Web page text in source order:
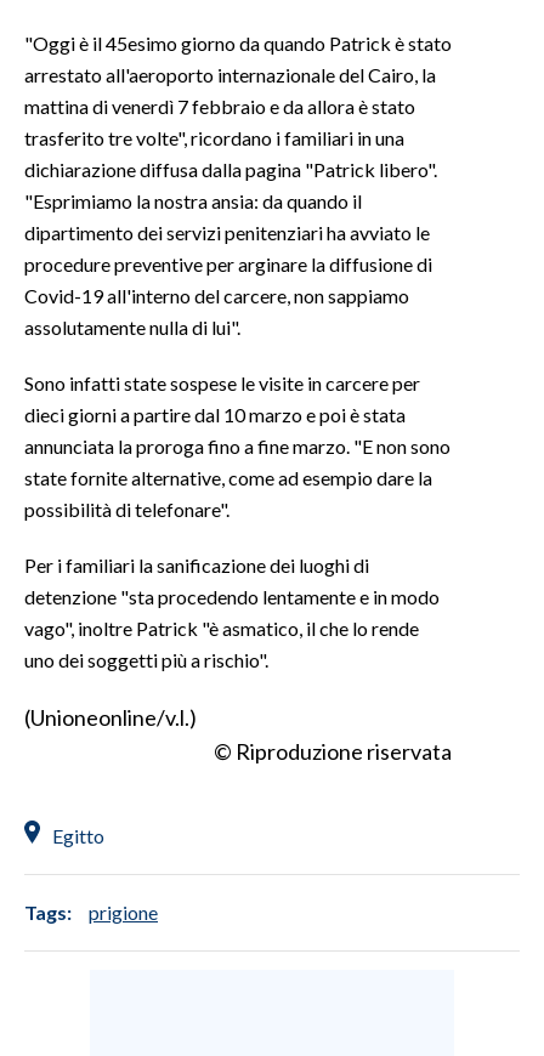
EVENTI
#CARAUNIONE
3 MINUTI CON
INFO AZIENDE
ABBONATI
NECROLOGI
PUBBLICITÀ
STORE
"Oggi è il 45esimo giorno da quando Patrick è stato
arrestato all'aeroporto internazionale del Cairo, la
mattina di venerdì 7 febbraio e da allora è stato
trasferito tre volte", ricordano i familiari in una
dichiarazione diffusa dalla pagina "Patrick libero".
"Esprimiamo la nostra ansia: da quando il
dipartimento dei servizi penitenziari ha avviato le
procedure preventive per arginare la diffusione di
Covid-19 all'interno del carcere, non sappiamo
assolutamente nulla di lui".
Sono infatti state sospese le visite in carcere per
dieci giorni a partire dal 10 marzo e poi è stata
annunciata la proroga fino a fine marzo. "E non sono
state fornite alternative, come ad esempio dare la
possibilità di telefonare".
Per i familiari la sanificazione dei luoghi di
detenzione "sta procedendo lentamente e in modo
vago", inoltre Patrick "è asmatico, il che lo rende
uno dei soggetti più a rischio".
(Unioneonline/v.l.)
© Riproduzione riservata
Egitto
Tags: prigione